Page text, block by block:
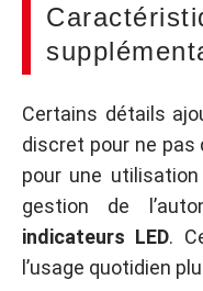
Certains détails
discret pour ne pas
pour une
gestion de
indicateurs LED.
l’usage quotidien